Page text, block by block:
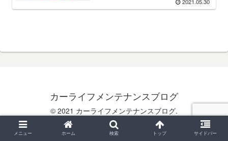
カーライフメンテナンスブログ
© 2021 カーライフメンテナンスブログ.
メニュー ホーム 検索 トップ サイドバー